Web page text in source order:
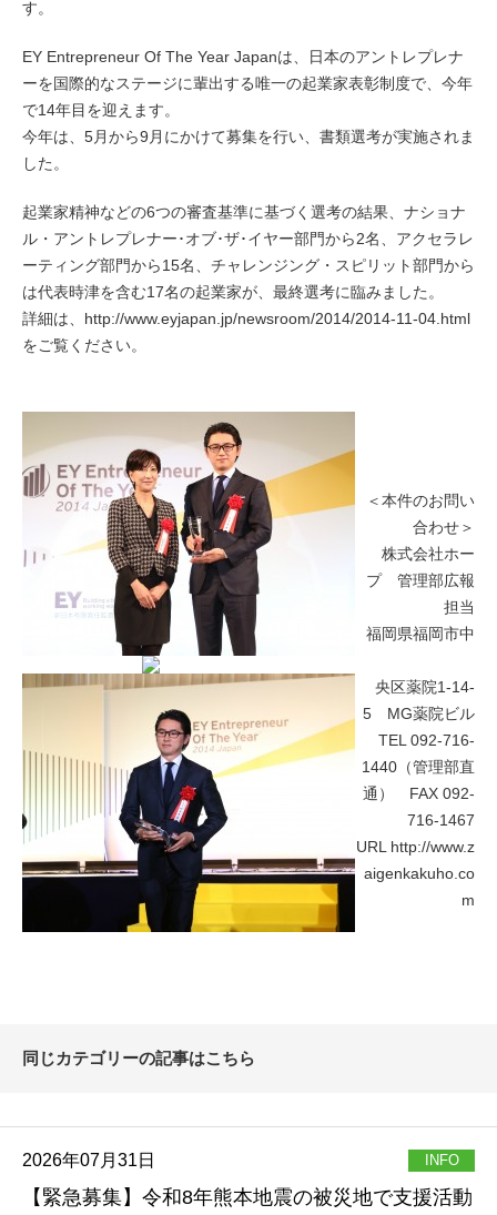
す。
EY Entrepreneur Of The Year Japanは、日本のアントレプレナ
ーを国際的なステージに輩出する唯一の起業家表彰制度で、今年
で14年目を迎えます。
今年は、5月から9月にかけて募集を行い、書類選考が実施されま
した。
起業家精神などの6つの審査基準に基づく選考の結果、ナショナ
ル・アントレプレナー･オブ･ザ･イヤー部門から2名、アクセラレ
ーティング部門から15名、チャレンジング・スピリット部門から
は代表時津を含む17名の起業家が、最終選考に臨みました。
詳細は、 http://www.eyjapan.jp/newsroom/2014/2014-11-04.html
をご覧ください。
＜本件のお問い
合わせ＞
株式会社ホー
プ 管理部広報
担当
福岡県福岡市中
央区薬院1-14-
5 MG薬院ビル
TEL 092-716-
1440（管理部直
通） FAX 092-
716-1467
URL http://www.z
aigenkakuho.co
m
同じカテゴリーの記事はこちら
2026年07月31日 INFO
【緊急募集】令和8年熊本地震の被災地で支援活動